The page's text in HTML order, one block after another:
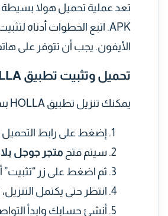
تعد عملية تحميل هولا
APK. اتبع الخطوات أدناه لتثبيت التطبيق والاستمتاع بميزاته المذهلة.
الأيفون. يجب أن تتوفر على
تحميل وتثبيت تطبيق HOLLA من جوجل بلاي
يمكنك تنزيل تطبيق HOLLA بسهولة من متجر جوجل بلاي باتباع الخطوات التالية:
إضغط على رابط
سيتم فتح متجر جوجل
ثم اضغط على زر “تثبيت”
انتظر حتى يكتمل
أنشئ حسابك وابدأ